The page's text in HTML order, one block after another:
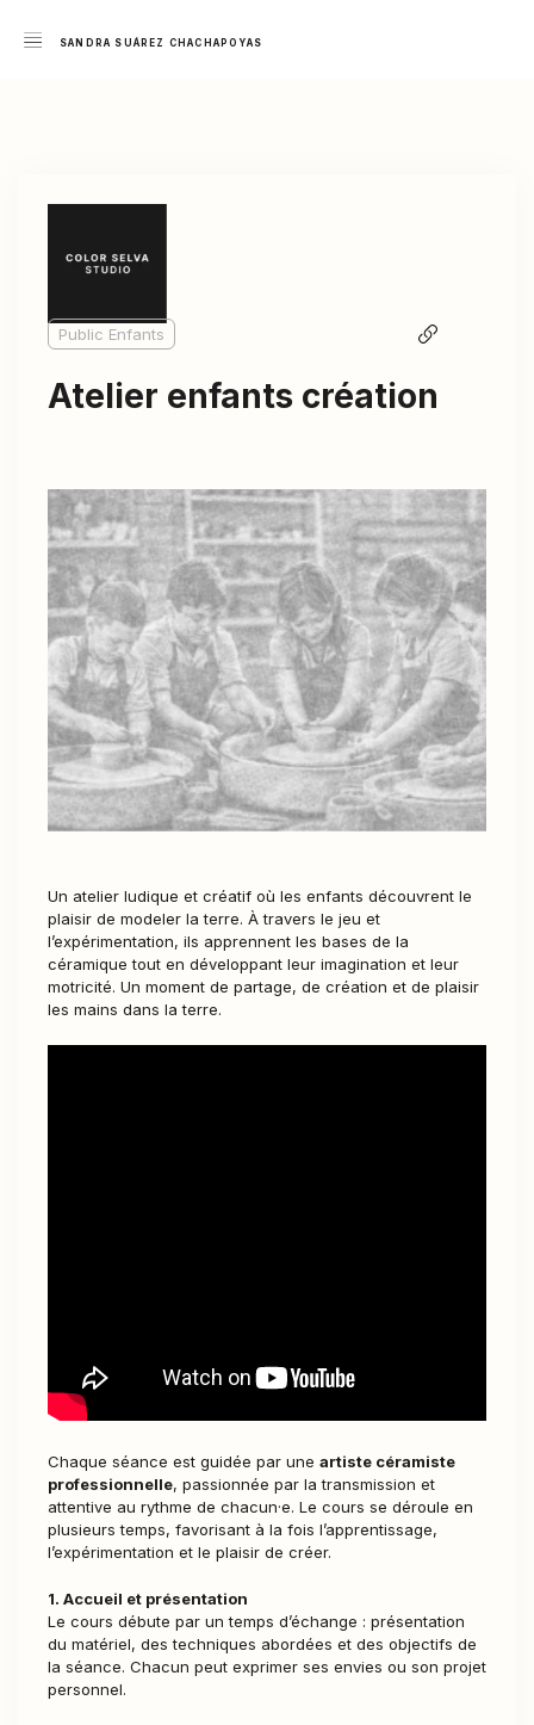
SANDRA SUÁREZ CHACHAPOYAS
Public Enfants
Atelier enfants création
Un atelier ludique et créatif où les enfants découvrent le
plaisir de modeler la terre. À travers le jeu et
l’expérimentation, ils apprennent les bases de la
céramique tout en développant leur imagination et leur
motricité. Un moment de partage, de création et de plaisir
les mains dans la terre.
Chaque séance est guidée par une artiste céramiste
professionnelle, passionnée par la transmission et
attentive au rythme de chacun·e. Le cours se déroule en
plusieurs temps, favorisant à la fois l’apprentissage,
l’expérimentation et le plaisir de créer.
1. Accueil et présentation
Le cours débute par un temps d’échange : présentation
du matériel, des techniques abordées et des objectifs de
la séance. Chacun peut exprimer ses envies ou son projet
personnel.